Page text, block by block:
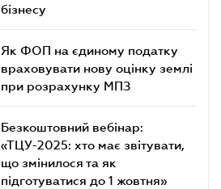
бізнесу
Як ФОП на єдиному податку
враховувати нову оцінку землі
при розрахунку МПЗ
Безкоштовний вебінар:
«ТЦУ-2025: хто має звітувати,
що змінилося та як
підготуватися до 1 жовтня»